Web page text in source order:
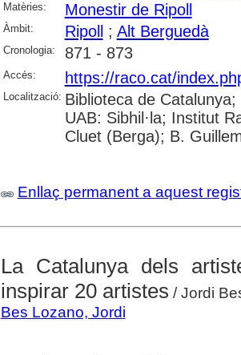
Matèries:
Monestir de Ripoll
Àmbit: Ripoll ; Alt Berguedà
Cronologia: 871 - 873
Accés: https://raco.cat/
Localització: Biblioteca de
UAB: Sibhil·la; Institut
Cluet (Berga); B.
Enllaç permanent a aquest
La Catalunya dels
inspirar 20 artistes / Jordi
Bes Lozano, Jordi